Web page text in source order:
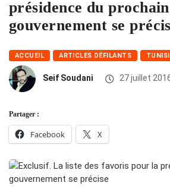
présidence du prochain
gouvernement se
ACCUEIL ARTICLES DÉFILANTS
Seif Soudani 27 juillet
Partager :
Facebook X